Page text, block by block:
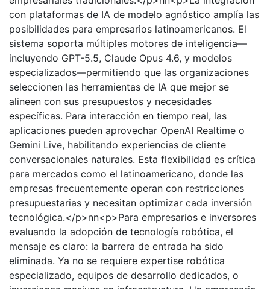
con plataformas de IA de modelo agnóstico amplía las
posibilidades para empresarios latinoamericanos. El
sistema soporta múltiples motores de inteligencia—
incluyendo GPT-5.5, Claude Opus 4.6, y modelos
especializados—permitiendo que las organizaciones
seleccionen las herramientas de IA que mejor se
alineen con sus presupuestos y necesidades
específicas. Para interacción en tiempo real, las
aplicaciones pueden aprovechar OpenAI Realtime o
Gemini Live, habilitando experiencias de cliente
conversacionales naturales. Esta flexibilidad es crítica
para mercados como el latinoamericano, donde las
empresas frecuentemente operan con restricciones
presupuestarias y necesitan optimizar cada inversión
tecnológica.</p>nn<p>Para empresarios e inversores
evaluando la adopción de tecnología robótica, el
mensaje es claro: la barrera de entrada ha sido
eliminada. Ya no se requiere expertise robótica
especializado, equipos de desarrollo dedicados, o